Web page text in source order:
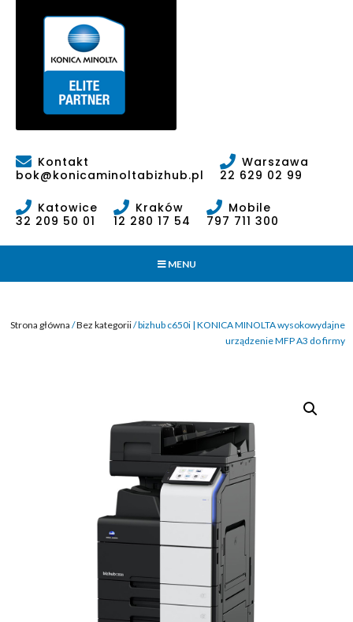
Kontakt
bok@konicaminoltabizhub.pl
Warszawa
22 629 02 99
Katowice
32 209 50 01
Kraków
12 280 17 54
Mobile
797 711 300
MENU
Strona główna /Bez kategorii/ bizhub c650i | KONICA MINOLTA wysokowydajne
urządzenie MFP A3 do firmy